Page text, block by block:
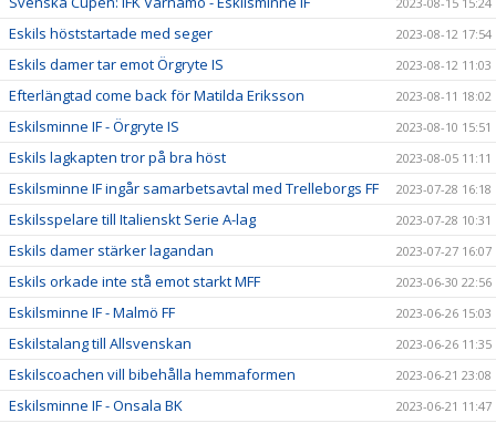
Eskils höststartade med seger 2023-08-12 17:54
Eskils damer tar emot Örgryte IS 2023-08-12 11:03
Efterlängtad come back för Matilda Eriksson 2023-08-11 18:02
Eskilsminne IF - Örgryte IS 2023-08-10 15:51
Eskils lagkapten tror på bra höst 2023-08-05 11:11
Eskilsminne IF ingår samarbetsavtal med Trelleborgs FF 2023-07-28 16:18
Eskilsspelare till Italienskt Serie A-lag 2023-07-28 10:31
Eskils damer stärker lagandan 2023-07-27 16:07
Eskils orkade inte stå emot starkt MFF 2023-06-30 22:56
Eskilsminne IF - Malmö FF 2023-06-26 15:03
Eskilstalang till Allsvenskan 2023-06-26 11:35
Eskilscoachen vill bibehålla hemmaformen 2023-06-21 23:08
Eskilsminne IF - Onsala BK 2023-06-21 11:47